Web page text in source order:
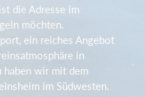
die Adresse im
möchten.
ein reiches Angebot
in
haben wir mit dem
im Südwesten.